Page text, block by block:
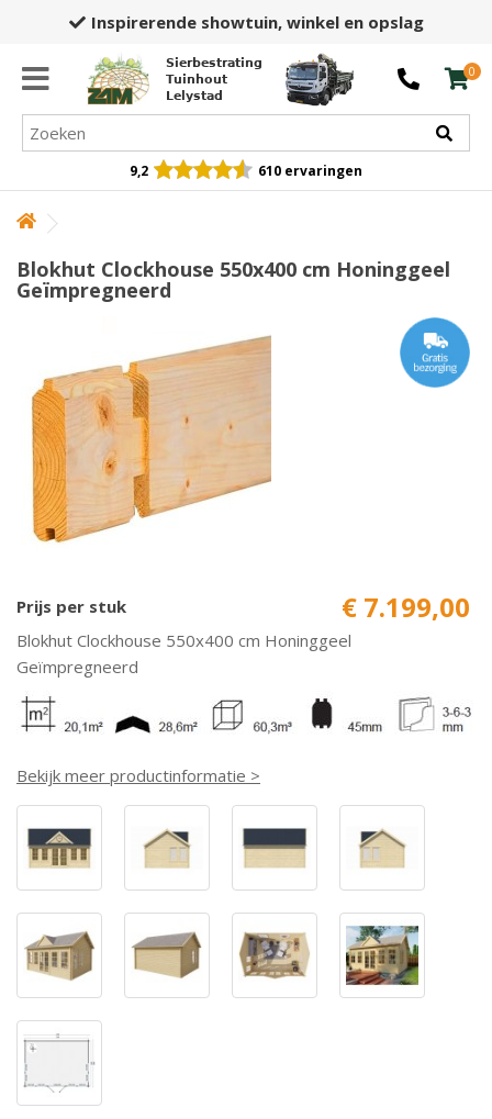
Inspirerende showtuin,winkel en opslag
Sierbestrating
Tuinhout
Lelystad
0
9,2 610 ervaringen
Blokhut Clockhouse 550x400 cm Honinggeel
Geïmpregneerd
Prijs per stuk € 7.199,00
Blokhut Clockhouse 550x400 cm Honinggeel
Geïmpregneerd
Bekijk meer productinformatie >